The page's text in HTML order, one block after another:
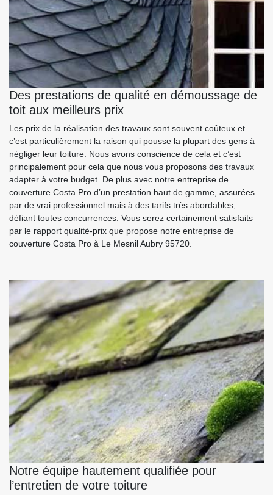
Des prestations de qualité en démoussage de
toit aux meilleurs prix
Les prix de la réalisation des travaux sont souvent coûteux et
c’est particulièrement la raison qui pousse la plupart des gens à
négliger leur toiture. Nous avons conscience de cela et c’est
principalement pour cela que nous vous proposons des travaux
adapter à votre budget. De plus avec notre entreprise de
couverture Costa Pro d’un prestation haut de gamme, assurées
par de vrai professionnel mais à des tarifs très abordables,
défiant toutes concurrences. Vous serez certainement satisfaits
par le rapport qualité-prix que propose notre entreprise de
couverture Costa Pro à Le Mesnil Aubry 95720.
Notre équipe hautement qualifiée pour
l’entretien de votre toiture